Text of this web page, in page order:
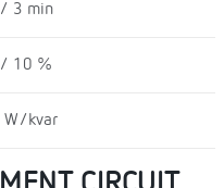
3 min
10 %
W/kvar